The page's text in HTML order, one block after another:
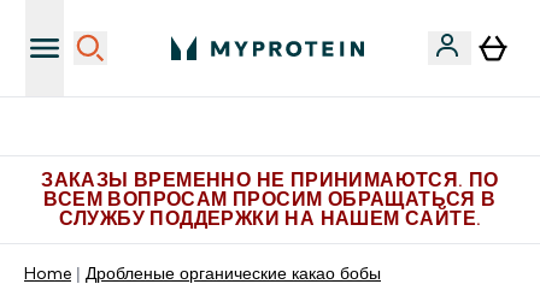
ЗАКАЗЫ ВРЕМЕННО НЕ ПРИНИМАЮТСЯ. ПО
ВСЕМ ВОПРОСАМ ПРОСИМ ОБРАЩАТЬСЯ В
СЛУЖБУ ПОДДЕРЖКИ НА НАШЕМ САЙТЕ.
Home Дробленые органические какао бобы